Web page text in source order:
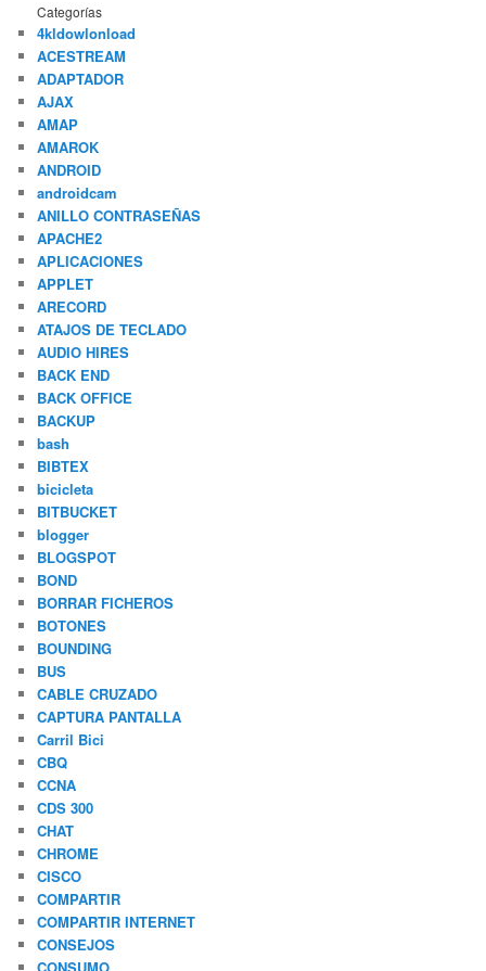
Categorías
4kldowlonload
ACESTREAM
ADAPTADOR
AJAX
AMAP
AMAROK
ANDROID
androidcam
ANILLO CONTRASEÑAS
APACHE2
APLICACIONES
APPLET
ARECORD
ATAJOS DE TECLADO
AUDIO HIRES
BACK END
BACK OFFICE
BACKUP
bash
BIBTEX
bicicleta
BITBUCKET
blogger
BLOGSPOT
BOND
BORRAR FICHEROS
BOTONES
BOUNDING
BUS
CABLE CRUZADO
CAPTURA PANTALLA
Carril Bici
CBQ
CCNA
CDS 300
CHAT
CHROME
CISCO
COMPARTIR
COMPARTIR INTERNET
CONSEJOS